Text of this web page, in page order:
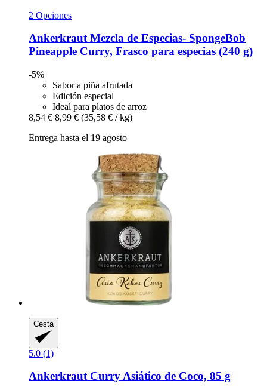
2 Opciones
AnkerkrautMezcla de Especias-​ SpongeBob
Pineapple Curry, Frasco para especias (240 g)
-5%
Sabor a piña afrutada
Edición especial
Ideal para platos de arroz
8,54 € 8,99 € (35,58 € / kg)
Entrega hasta el 19 agosto
Cesta
5.0 (1)
AnkerkrautCurry Asiático de Coco, 85 g